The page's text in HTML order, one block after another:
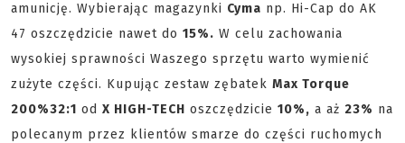
amunicję. Wybierając magazynki Cyma np. Hi-Cap do AK
47 oszczędzicie nawet do 15%. W celu zachowania
wysokiej sprawności Waszego sprzętu warto wymienić
zużyte części. Kupując zestaw zębatek Max Torque
200%32:1 od X HIGH-TECH oszczędzicie 10%, a aż 23% na
polecanym przez klientów smarze do części ruchomych